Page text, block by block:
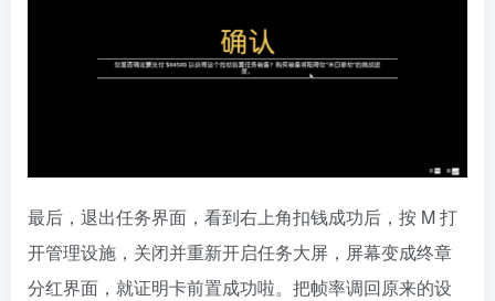
最后，退出任务界面，看到右上角扣钱成功后，按 M 打
开管理设施，关闭并重新开启任务大屏，屏幕变成终章
分红界面，就证明卡前置成功啦。把帧率调回原来的设